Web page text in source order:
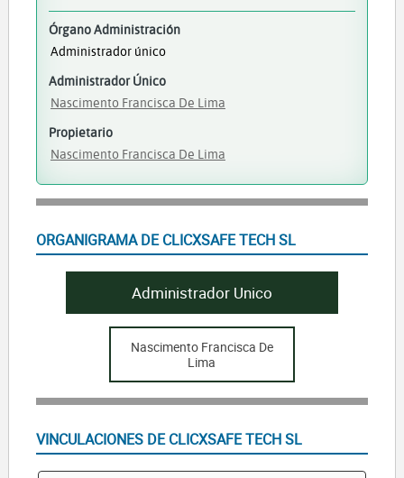
Órgano Administración
Administrador único
Administrador Único
Nascimento Francisca De Lima
Propietario
Nascimento Francisca De Lima
ORGANIGRAMA DE CLICXSAFE TECH SL
Administrador Unico
Nascimento Francisca De
Lima
VINCULACIONES DE CLICXSAFE TECH SL